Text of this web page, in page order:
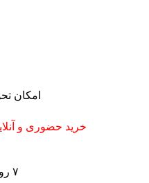
امکان
خرید حضوری و
۷ روز هفته